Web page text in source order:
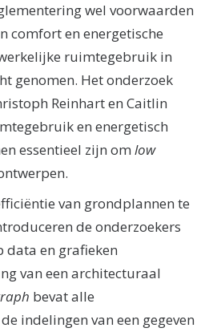
wel voorwaarden
comfort en energetische
ruimtegebruik in
genomen. Het onderzoek
Reinhart en Caitlin
en energetisch
essentieel zijn om low
van grondplannen te
de onderzoekers
data en grafieken
van een architecturaal
bevat alle
indelingen van een gegeven